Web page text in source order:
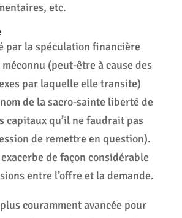
etc.
par la spéculation financière
(peut-être à cause des
par laquelle elle transite)
de la sacro-sainte liberté de
capitaux qu’il ne faudrait pas
de remettre en question).
de façon considérable
entre l’offre et la demande.
couramment avancée pour